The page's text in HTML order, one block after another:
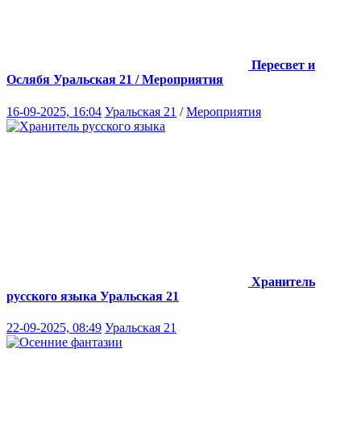
Пересвет и
Ослябя Уральская 21 / Мероприятия
16-09-2025, 16:04 Уральская 21 /Мероприятия
Хранитель
русского языка Уральская 21
22-09-2025, 08:49 Уральская 21